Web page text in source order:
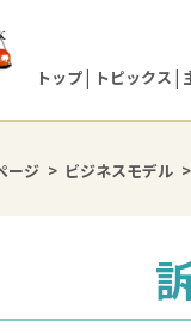
トップ トピックス
ージ ビジネスモデル